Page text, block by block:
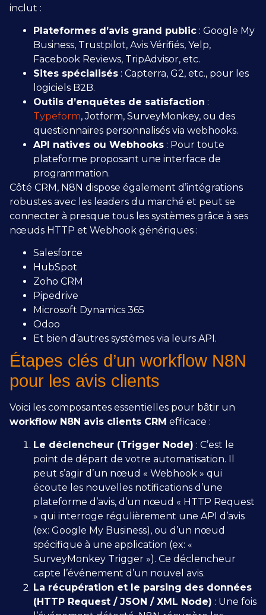
inclut :
Plateformes d’avis grand public : Google My
Business, Trustpilot, Avis Vérifiés, Yelp,
Facebook Reviews, TripAdvisor, etc.
Sites spécialisés : Capterra, G2, etc., pour les
logiciels B2B.
Outils d’enquêtes de satisfaction :
Typeform, Jotform, SurveyMonkey, ou des
questionnaires personnalisés via webhooks.
API natives ou Webhooks : Pour toute
plateforme proposant une interface de
programmation.
Côté CRM, N8N dispose également d’intégrations
robustes avec les leaders du marché et peut se
connecter à presque tous les systèmes grâce à ses
nœuds HTTP et Webhook génériques :
Salesforce
HubSpot
Zoho CRM
Pipedrive
Microsoft Dynamics 365
Odoo
Et bien d’autres systèmes via leurs API.
Étapes clés d’un workflow N8N
pour les avis clients
Voici les composantes essentielles pour bâtir un
workflow N8N avis clients CRM efficace :
Le déclencheur (Trigger Node) : C’est le
point de départ de votre automatisation. Il
peut s’agir d’un nœud « Webhook » qui
écoute les nouvelles notifications d’une
plateforme d’avis, d’un nœud « HTTP Request
» qui interroge régulièrement une API d’avis
(ex: Google My Business), ou d’un nœud
spécifique à une application (ex: «
SurveyMonkey Trigger »). Ce déclencheur
capte l’événement d’un nouvel avis.
La récupération et le parsing des données
(HTTP Request / JSON / XML Node) : Une fois